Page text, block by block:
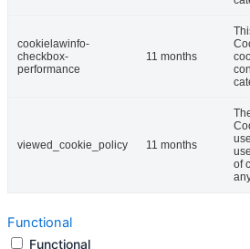
cookielawinfo-
checkbox-
performance
11 months
viewed_cookie_policy 11 months
of
Functional
Functional